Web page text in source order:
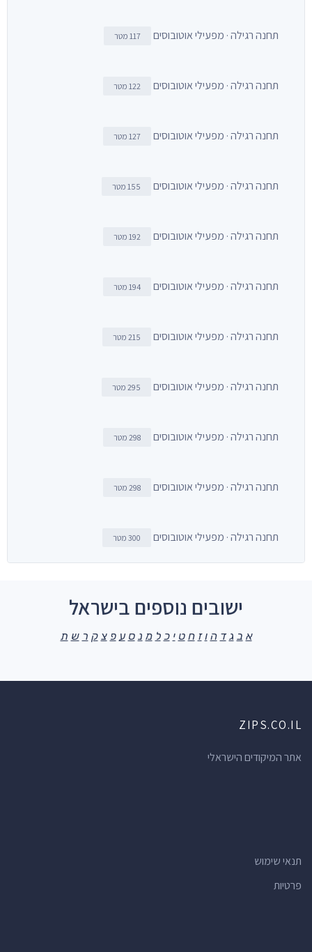
תחנה רגילה · מפעילי אוטובוסים 117 מטר
תחנה רגילה · מפעילי אוטובוסים 122 מטר
תחנה רגילה · מפעילי אוטובוסים 127 מטר
תחנה רגילה · מפעילי אוטובוסים 155 מטר
תחנה רגילה · מפעילי אוטובוסים 192 מטר
תחנה רגילה · מפעילי אוטובוסים 194 מטר
תחנה רגילה · מפעילי אוטובוסים 215 מטר
תחנה רגילה · מפעילי אוטובוסים 295 מטר
תחנה רגילה · מפעילי אוטובוסים 298 מטר
תחנה רגילה · מפעילי אוטובוסים 298 מטר
תחנה רגילה · מפעילי אוטובוסים 300 מטר
ישובים נוספים בישראל
א ב ג ד ה ו ז ח ט י כ ל מ נ ס ע פ צ ק ר ש ת
ZIPS.CO.IL
אתר המיקודים הישראלי
תנאי שימוש
פרטיות